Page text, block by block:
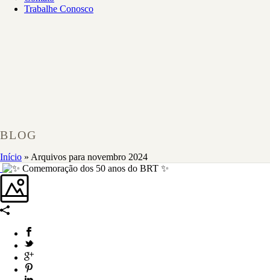
Trabalhe Conosco
BLOG
Início » Arquivos para novembro 2024